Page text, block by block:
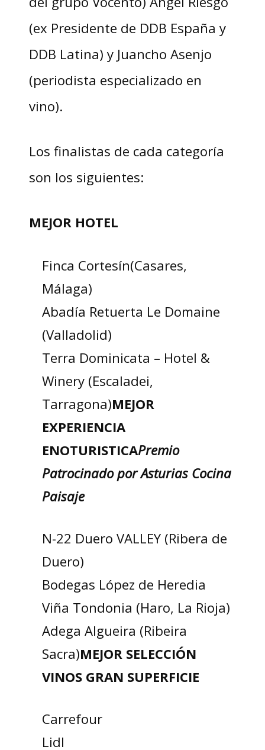
(ex Presidente de DDB España y
DDB Latina) y Juancho Asenjo
(periodista especializado en
vino).
Los finalistas de cada categoría
son los siguientes:
MEJOR HOTEL
Finca Cortesín(Casares,
Málaga)
Abadía Retuerta Le Domaine
(Valladolid)
Terra Dominicata – Hotel &
Winery (Escaladei,
Tarragona)MEJOR
EXPERIENCIA
ENOTURISTICAPremio
Patrocinado por Asturias Cocina
Paisaje
N-22 Duero VALLEY (Ribera de
Duero)
Bodegas López de Heredia
Viña Tondonia (Haro, La Rioja)
Adega Algueira (Ribeira
Sacra)MEJOR SELECCIÓN
VINOS GRAN SUPERFICIE
Carrefour
Lidl